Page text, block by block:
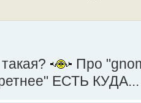
Про
ЕСТЬ КУДА...